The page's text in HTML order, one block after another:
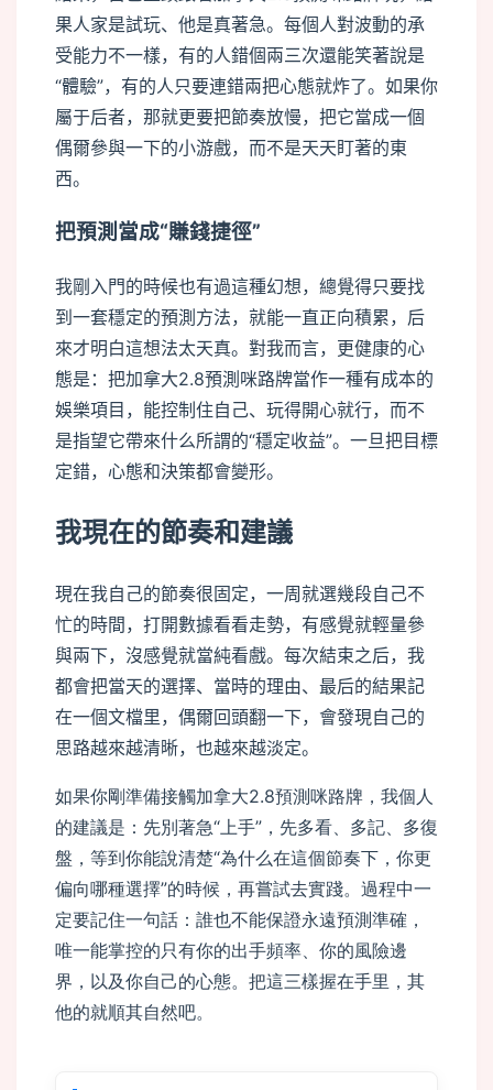
果人家是試玩、他是真著急。每個人對波動的承
受能力不一樣，有的人錯個兩三次還能笑著說是
“體驗”，有的人只要連錯兩把心態就炸了。如果你
屬于后者，那就更要把節奏放慢，把它當成一個
偶爾參與一下的小游戲，而不是天天盯著的東
西。
把預測當成“賺錢捷徑”
我剛入門的時候也有過這種幻想，總覺得只要找
到一套穩定的預測方法，就能一直正向積累，后
來才明白這想法太天真。對我而言，更健康的心
態是：把加拿大2.8預測咪路牌當作一種有成本的
娛樂項目，能控制住自己、玩得開心就行，而不
是指望它帶來什么所謂的“穩定收益”。一旦把目標
定錯，心態和決策都會變形。
我現在的節奏和建議
現在我自己的節奏很固定，一周就選幾段自己不
忙的時間，打開數據看看走勢，有感覺就輕量參
與兩下，沒感覺就當純看戲。每次結束之后，我
都會把當天的選擇、當時的理由、最后的結果記
在一個文檔里，偶爾回頭翻一下，會發現自己的
思路越來越清晰，也越來越淡定。
如果你剛準備接觸加拿大2.8預測咪路牌，我個人
的建議是：先別著急“上手”，先多看、多記、多復
盤，等到你能說清楚“為什么在這個節奏下，你更
偏向哪種選擇”的時候，再嘗試去實踐。過程中一
定要記住一句話：誰也不能保證永遠預測準確，
唯一能掌控的只有你的出手頻率、你的風險邊
界，以及你自己的心態。把這三樣握在手里，其
他的就順其自然吧。